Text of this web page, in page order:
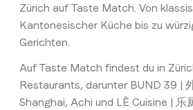
Zürich auf Taste Match. Von
Kantonesischer Küche bis zu
Gerichten.
Auf Taste Match findest du in
Restaurants, darunter BUND 39 |
Shanghai, Achi und LÈ Cuisine | 乐